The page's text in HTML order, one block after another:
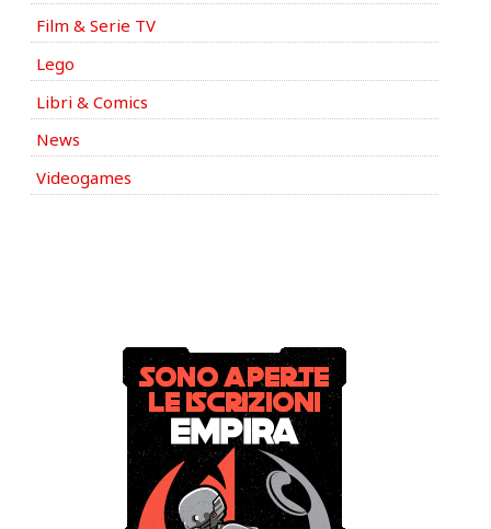
Film & Serie TV
Lego
Libri & Comics
News
Videogames